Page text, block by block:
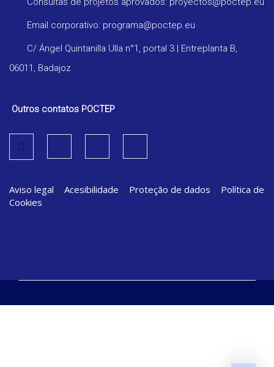
Email corporativo: programa@poctep.eu
C/ Ángel Quintanilla Ulla n°1, portal 3 | Entreplanta B,
06011, Badajoz
Outros contatos POCTEP
Aviso legal | Acesibilidade | Proteção de dados | Política de
Cookies